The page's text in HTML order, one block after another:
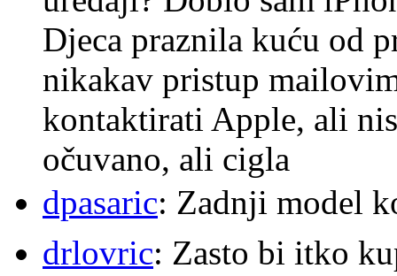
Djeca praznila kuću od
nikakav pristup
kontaktirati Apple, ali
očuvano, ali cigla
dpasaric: Zadnji model
drlovric: Zasto bi itko